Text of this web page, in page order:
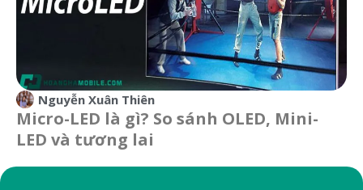
Nguyễn Xuân Thiên
Micro-LED là gì? So sánh OLED, Mini-
LED và tương lai